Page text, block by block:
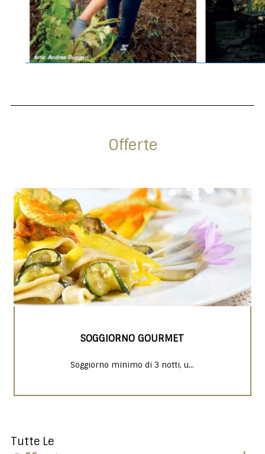
Offerte
SOGGIORNO GOURMET
Soggiorno minimo di 3 notti, u...
Tutte Le